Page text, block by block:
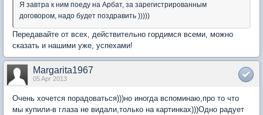
Я завтра к ним поеду на Арбат, за зарегистрированным
договором, надо будет поздравить )))))
Передавайте от всех, действительно гордимся всеми, можно
сказать и нашими уже, успехами!
Margarita1967
05 Apr 2013
Очень хочется порадоваться)))но иногда вспоминаю,про то что
мы купили-в глаза не видали,только на картинках)))Одно радует